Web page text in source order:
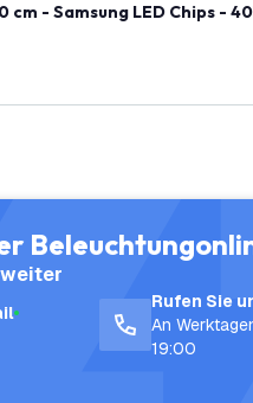
cm - Samsung LED Chips -
Rufen Sie
An
19:00